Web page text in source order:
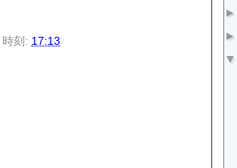
時刻: 17:13
►
►
▼